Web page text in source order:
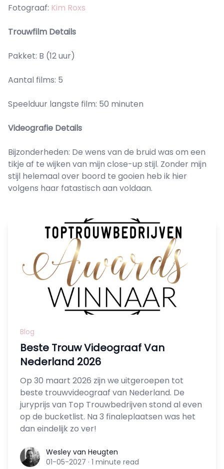
Fotograaf: Kim Roxs
Trouwfilm Details
Pakket: B (12 uur)
Aantal films: 5
Speelduur langste film: 50 minuten
Videografie Details
Bijzonderheden: De wens van de bruid was om een
tikje af te wijken van mijn close-up stijl. Zonder mijn
stijl helemaal over boord te gooien heb ik hier
volgens haar fatastisch aan voldaan.
Blog
Beste Trouw Videograaf Van
Nederland 2026
Op 30 maart 2026 zijn we uitgeroepen tot
beste trouwvideograaf van Nederland. De
juryprijs van Top Trouwbedrijven stond al even
op de bucketlist. Na 3 finaleplaatsen was het
dan eindelijk zo ver!
Wesley van Heugten
Wesley van Heugten
01-05-2027 · 1 minute read